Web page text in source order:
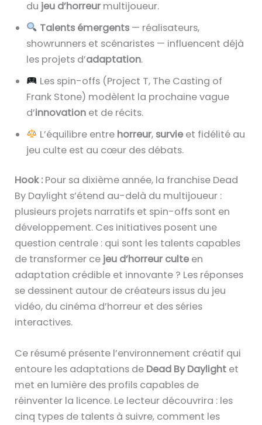
du jeu d’horreur multijoueur.
Talents émergents— réalisateurs,
showrunners et scénaristes — influencent déjà
les projets d’adaptation.
Les spin-offs (Project T, The Casting of
Frank Stone) modèlent la prochaine vague
d’innovation et de récits.
L’équilibre entre horreur, survieet fidélité au
jeu culte est au cœur des débats.
Hook : Pour sa dixième année, la franchise Dead
By Daylight s’étend au-delà du multijoueur :
plusieurs projets narratifs et spin-offs sont en
développement. Ces initiatives posent une
question centrale : qui sont les talents capables
de transformer ce jeu d’horreur culte en
adaptation crédible et innovante ? Les réponses
se dessinent autour de créateurs issus du jeu
vidéo, du cinéma d’horreur et des séries
interactives.
Ce résumé présente l’environnement créatif qui
entoure les adaptations de Dead By Daylight et
met en lumière des profils capables de
réinventer la licence. Le lecteur découvrira : les
cinq types de talents à suivre, comment les